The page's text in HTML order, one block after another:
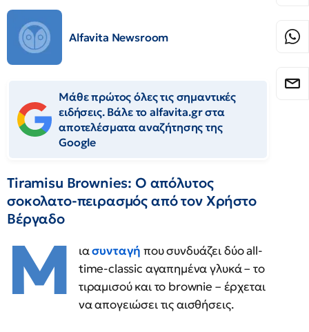
Alfavita Newsroom
Μάθε πρώτος όλες τις σημαντικές
ειδήσεις. Βάλε το alfavita.gr στα
αποτελέσματα αναζήτησης της
Google
Tiramisu Brownies: Ο απόλυτος
σοκολατο-πειρασμός από τον Χρήστο
Βέργαδο
Μ ιασυνταγήπου συνδυάζει δύο all-
time-classic αγαπημένα γλυκά – το
τιραμισού και το brownie – έρχεται
να απογειώσει τις αισθήσεις.